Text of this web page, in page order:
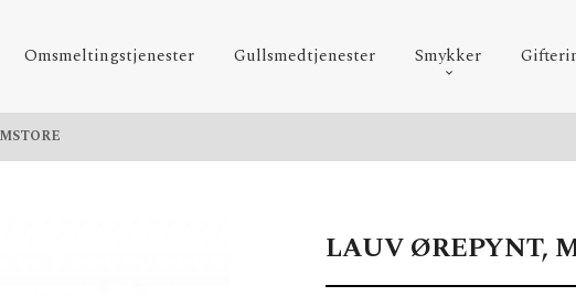
Omsmeltingstjenester Gullsmedtjenester Smykker
LAUV ØREPYNT,